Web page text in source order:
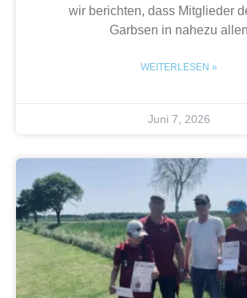
wir berichten, dass Mitglieder
Garbsen in nahezu allen
WEITERLESEN »
Juni 7, 2026